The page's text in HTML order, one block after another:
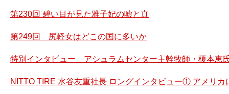
第230回 碧い目が見た雅子妃の嘘と真
第249回 尻軽女はどこの国に多いか
特別インタビュー アシュラムセンター主幹牧師・榎本恵
NITTO TIRE 水谷友重社長 ロングインタビュー① アメリカ